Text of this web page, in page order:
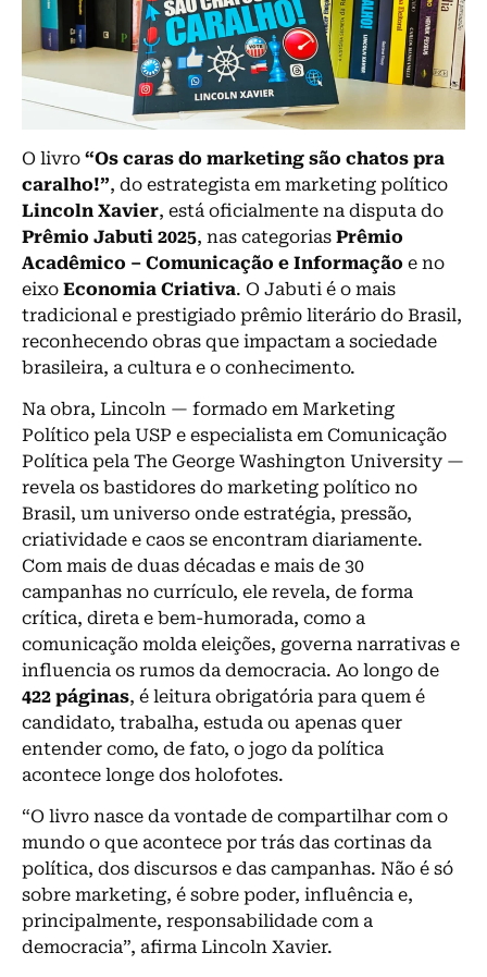
O livro “Os caras do marketing são chatos pra
caralho!”, do estrategista em marketing político
Lincoln Xavier, está oficialmente na disputa do
Prêmio Jabuti 2025, nas categorias Prêmio
Acadêmico – Comunicação e Informação e no
eixo Economia Criativa. O Jabuti é o mais
tradicional e prestigiado prêmio literário do Brasil,
reconhecendo obras que impactam a sociedade
brasileira, a cultura e o conhecimento.
Na obra, Lincoln — formado em Marketing
Político pela USP e especialista em Comunicação
Política pela The George Washington University —
revela os bastidores do marketing político no
Brasil, um universo onde estratégia, pressão,
criatividade e caos se encontram diariamente.
Com mais de duas décadas e mais de 30
campanhas no currículo, ele revela, de forma
crítica, direta e bem-humorada, como a
comunicação molda eleições, governa narrativas e
influencia os rumos da democracia. Ao longo de
422 páginas, é leitura obrigatória para quem é
candidato, trabalha, estuda ou apenas quer
entender como, de fato, o jogo da política
acontece longe dos holofotes.
“O livro nasce da vontade de compartilhar com o
mundo o que acontece por trás das cortinas da
política, dos discursos e das campanhas. Não é só
sobre marketing, é sobre poder, influência e,
principalmente, responsabilidade com a
democracia”, afirma Lincoln Xavier.